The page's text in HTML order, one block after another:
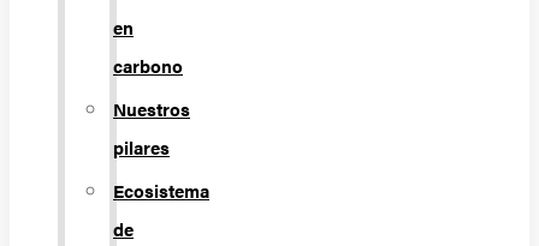
en
carbono
Nuestros
pilares
Ecosistema
de